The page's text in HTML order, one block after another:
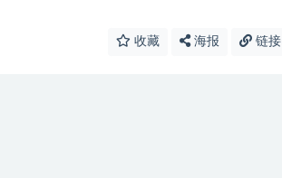
收藏 海报 链接